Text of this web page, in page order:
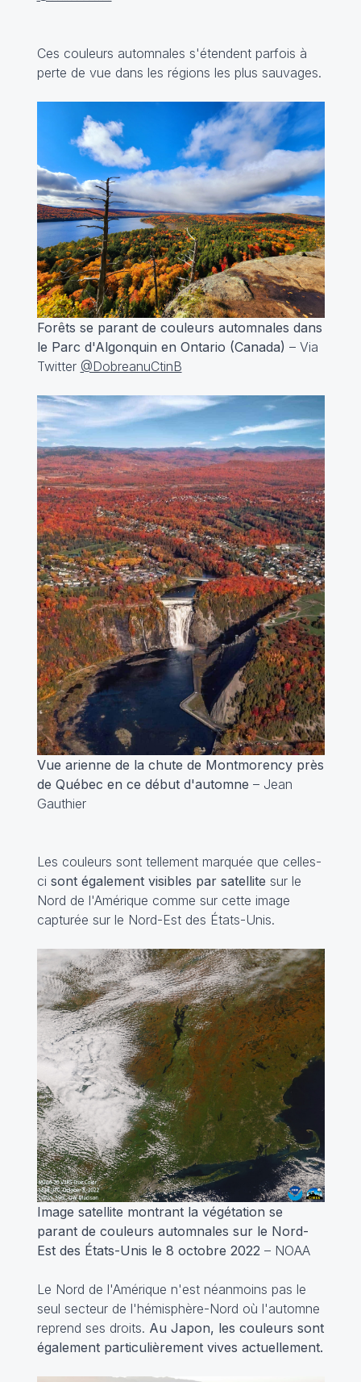
Ces couleurs automnales s'étendent parfois à
perte de vue dans les régions les plus sauvages.
Forêts se parant de couleurs automnales dans
le Parc d'Algonquin en Ontario (Canada) – Via
Twitter @DobreanuCtinB
Vue arienne de la chute de Montmorency près
de Québec en ce début d'automne – Jean
Gauthier
Les couleurs sont tellement marquée que celles-
ci sont également visibles par satellite sur le
Nord de l'Amérique comme sur cette image
capturée sur le Nord-Est des États-Unis.
Image satellite montrant la végétation se
parant de couleurs automnales sur le Nord-
Est des États-Unis le 8 octobre 2022 – NOAA
Le Nord de l'Amérique n'est néanmoins pas le
seul secteur de l'hémisphère-Nord où l'automne
reprend ses droits. Au Japon, les couleurs sont
également particulièrement vives actuellement.